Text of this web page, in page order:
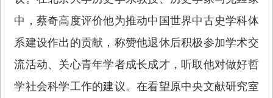
中，蔡奇高度评价他为推动中国世界中古史学科体
系建设作出的贡献，称赞他退休后积极参加学术交
流活动、关心青年学者成长成才，听取他对做好哲
学社会科学工作的建议。在看望原中央文献研究室